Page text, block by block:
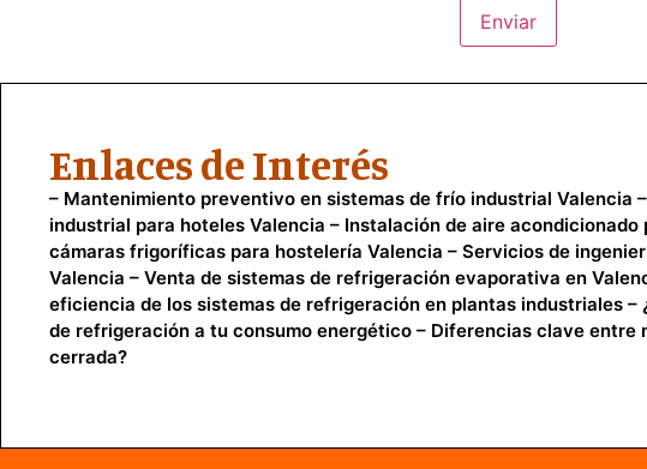
Enviar
Enlaces de Interés
– Mantenimiento preventivo en sistemas de frío industrial Valencia –
industrial para hoteles Valencia – Instalación de aire
cámaras frigoríficas para hostelería Valencia – Servicios de
Valencia – Venta de sistemas de refrigeración evaporativa en
eficiencia de los sistemas de refrigeración en plantas industriales –
de refrigeración a tu consumo energético – Diferencias clave entre
cerrada?